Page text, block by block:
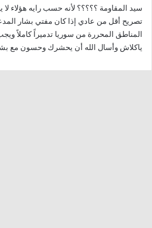
سيد المقاومة ؟؟؟؟؟ لأنه حسب رايه هؤلاء لا
تصريح أقل من عادي إذا كان مفتي بشار
المناطق المحررة من سوريا تدميراً كاملاً
ياكلاش وأسال الله أن يحشرك وحسون مع